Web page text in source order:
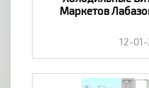
Маркетов
12-